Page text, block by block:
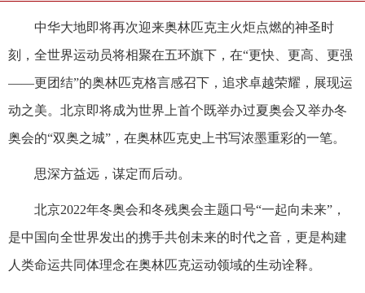
中华大地即将再次迎来奥林匹克主火炬点燃的神圣时
刻，全世界运动员将相聚在五环旗下，在“更快、更高、更强
——更团结”的奥林匹克格言感召下，追求卓越荣耀，展现运
动之美。北京即将成为世界上首个既举办过夏奥会又举办冬
奥会的“双奥之城”，在奥林匹克史上书写浓墨重彩的一笔。
思深方益远，谋定而后动。
北京2022年冬奥会和冬残奥会主题口号“一起向未来”，
是中国向全世界发出的携手共创未来的时代之音，更是构建
人类命运共同体理念在奥林匹克运动领域的生动诠释。